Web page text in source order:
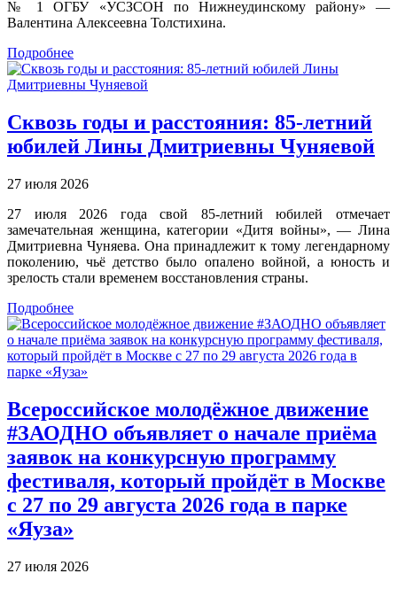
№ 1 ОГБУ «УСЗСОН по Нижнеудинскому району» —
Валентина Алексеевна Толстихина.
Подробнее
Сквозь годы и расстояния: 85-летний
юбилей Лины Дмитриевны Чуняевой
27 июля 2026
27 июля 2026 года свой 85-летний юбилей отмечает
замечательная женщина, категории «Дитя войны», — Лина
Дмитриевна Чуняева. Она принадлежит к тому легендарному
поколению, чьё детство было опалено войной, а юность и
зрелость стали временем восстановления страны.
Подробнее
Всероссийское молодёжное движение
#ЗАОДНО объявляет о начале приёма
заявок на конкурсную программу
фестиваля, который пройдёт в Москве
с 27 по 29 августа 2026 года в парке
«Яуза»
27 июля 2026